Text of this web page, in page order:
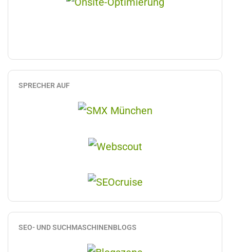
SPRECHER AUF
SEO- UND SUCHMASCHINENBLOGS